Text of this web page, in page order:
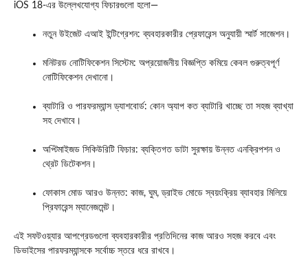
iOS 18-এর উল্লেখযোগ্য ফিচারগুলো হলো—
নতুন উইজেট এআই ইন্টিগ্রেশন: ব্যবহারকারীর প্রেফারেন্স অনুযায়ী স্মার্ট সাজেশন।
মনিটরড নোটিফিকেশন সিস্টেম: অপ্রয়োজনীয় বিজ্ঞপ্তি কমিয়ে কেবল গুরুত্বপূর্ণ
নোটিফিকেশন দেখানো।
ব্যাটারি ও পারফরম্যান্স ড্যাশবোর্ড: কোন অ্যাপ কত ব্যাটারি খাচ্ছে তা সহজ ব্যাখ্যা
সহ দেখাবে।
অপ্টিমাইজড সিকিউরিটি ফিচার: ব্যক্তিগত ডাটা সুরক্ষায় উন্নত এনক্রিপশন ও
থ্রেট ডিটেকশন।
ফোকাস মোড আরও উন্নত: কাজ, ঘুম, ড্রাইভ মোডে স্বয়ংক্রিয় ব্যাবহার মিলিয়ে
প্রিফারেন্স ম্যানেজমেন্ট।
এই সফটওয়্যার আপগ্রেডগুলো ব্যবহারকারীর প্রতিদিনের কাজ আরও সহজ করবে এবং
ডিভাইসের পারফরম্যান্সকে সর্বোচ্চ স্তরে ধরে রাখবে।